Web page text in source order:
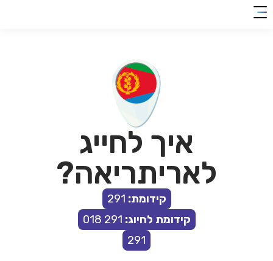
click
here
איך לחייג
לאריתריאה?
קידומת: 291
קידומת לחיוג: 291 018
291